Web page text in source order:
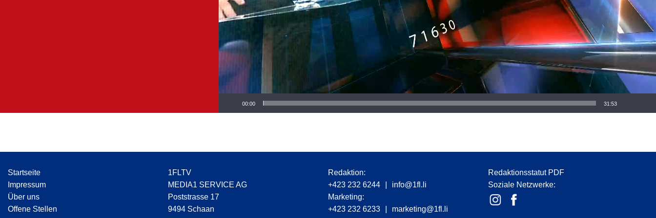
r
00:00 31:53
Startseite
Impressum
Über uns
Offene Stellen
1FLTV
MEDIA1 SERVICE AG
Poststrasse 17
9494 Schaan
Redaktion:
+423 232 6244
info@1fl.li
Marketing:
+423 232 6233
marketing@1fl.li
Redaktionsstatut PDF
Soziale Netzwerke: